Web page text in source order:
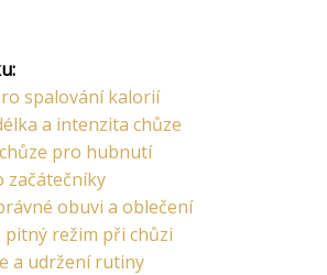
spalování kalorií
a intenzita chůze
pro hubnutí
začátečníky
obuvi a oblečení
pitný režim při chůzi
a udržení rutiny